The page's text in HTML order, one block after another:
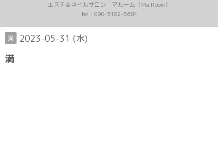
エステ＆ネイルサロン マルーム（Ma Room）
tel : 090-3182-5684
満 2023-05-31 (水)
満